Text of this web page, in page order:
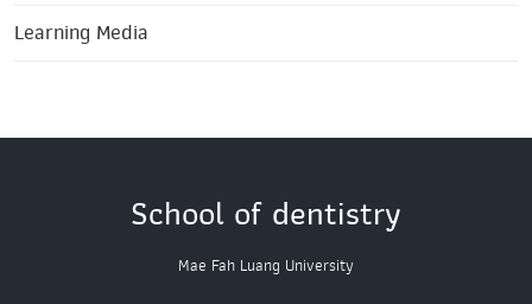
Learning Media
School of dentistry
Mae Fah Luang University